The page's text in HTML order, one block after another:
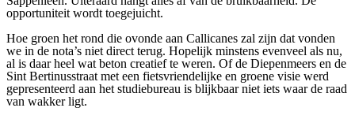
opportuniteit wordt toegejuicht.
Hoe groen het rond die ovonde aan Callicanes zal zijn dat vonden
we in de nota’s niet direct terug. Hopelijk minstens evenveel als nu,
al is daar heel wat beton creatief te weren. Of de Diepenmeers en de
Sint Bertinusstraat met een fietsvriendelijke en groene visie werd
gepresenteerd aan het studiebureau is blijkbaar niet iets waar de raad
van wakker ligt.